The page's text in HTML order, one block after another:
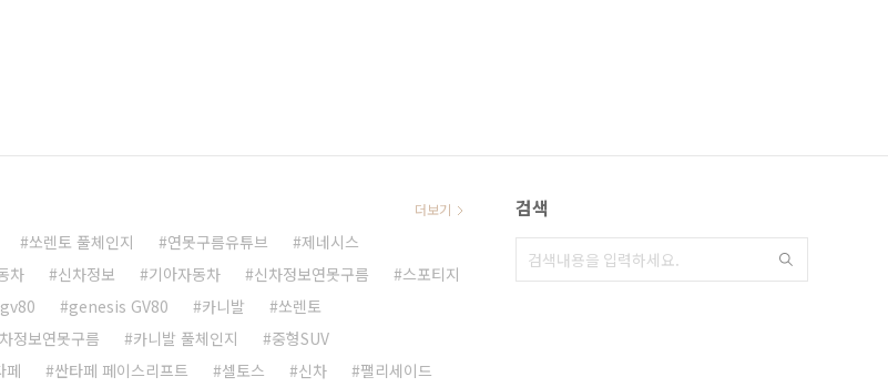
쏘렌토 풀체인지 연못구름유튜브
제네시스
차 신차정보 기아자동차 신차정보연못구름
스포티지
genesis GV80 카니발
쏘렌토
정보연못구름 카니발 풀체인지
중형SUV
페 싼타페 페이스리프트 셀토스 신차 팰리세이드
더보기 검색